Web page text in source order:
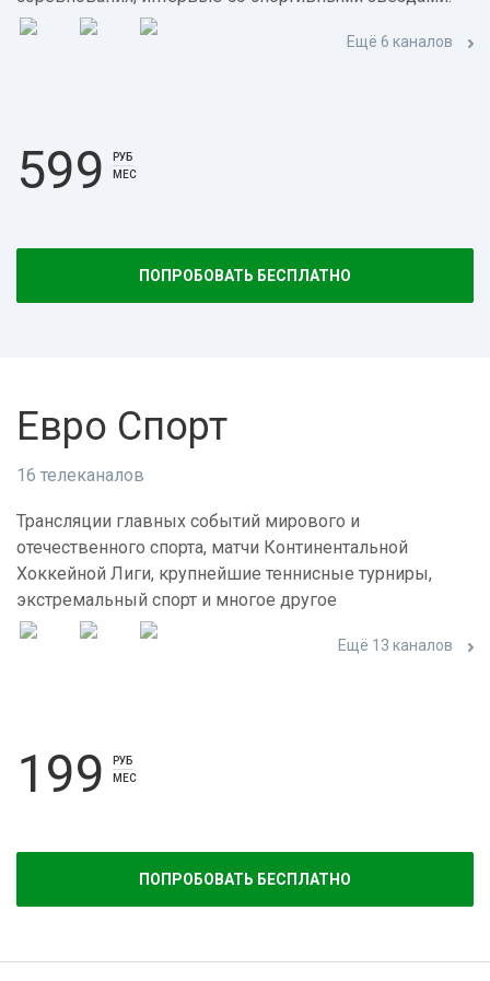
Ещё 6 каналов
599
РУБ
МЕС
ПОПРОБОВАТЬ БЕСПЛАТНО
Евро Спорт
16 телеканалов
Трансляции главных событий мирового и
отечественного спорта, матчи Континентальной
Хоккейной Лиги, крупнейшие теннисные турниры,
экстремальный спорт и многое другое
Ещё 13 каналов
199
РУБ
МЕС
ПОПРОБОВАТЬ БЕСПЛАТНО